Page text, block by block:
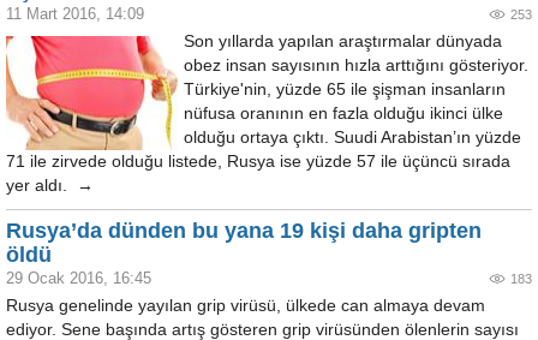
11 Mart 2016, 14:09 253
Son yıllarda yapılan araştırmalar dünyada
obez insan sayısının hızla arttığını gösteriyor.
Türkiye'nin, yüzde 65 ile şişman insanların
nüfusa oranının en fazla olduğu ikinci ülke
olduğu ortaya çıktı. Suudi Arabistan’ın yüzde
71 ile zirvede olduğu listede, Rusya ise yüzde 57 ile üçüncü sırada
yer aldı. →
Rusya’da dünden bu yana 19 kişi daha gripten
öldü
29 Ocak 2016, 16:45 183
Rusya genelinde yayılan grip virüsü, ülkede can almaya devam
ediyor. Sene başında artış gösteren grip virüsünden ölenlerin sayısı